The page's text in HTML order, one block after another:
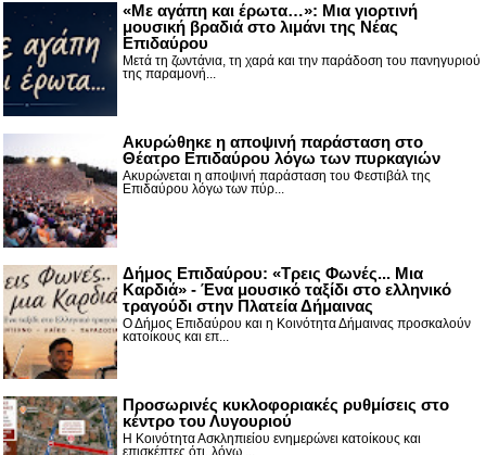
«Με αγάπη και έρωτα…»: Μια γιορτινή
μουσική βραδιά στο λιμάνι της Νέας
Επιδαύρου
Μετά τη ζωντάνια, τη χαρά και την παράδοση του πανηγυριού
της παραμονή...
Ακυρώθηκε η αποψινή παράσταση στο
Θέατρο Επιδαύρου λόγω των πυρκαγιών
Ακυρώνεται η αποψινή παράσταση του Φεστιβάλ της
Επιδαύρου λόγω των πύρ...
Δήμος Επιδαύρου: «Τρεις Φωνές... Μια
Καρδιά» - Ένα μουσικό ταξίδι στο ελληνικό
τραγούδι στην Πλατεία Δήμαινας
Ο Δήμος Επιδαύρου και η Κοινότητα Δήμαινας προσκαλούν
κατοίκους και επ...
Προσωρινές κυκλοφοριακές ρυθμίσεις στο
κέντρο του Λυγουριού
Η Κοινότητα Ασκληπιείου ενημερώνει κατοίκους και
επισκέπτες ότι, λόγω ...